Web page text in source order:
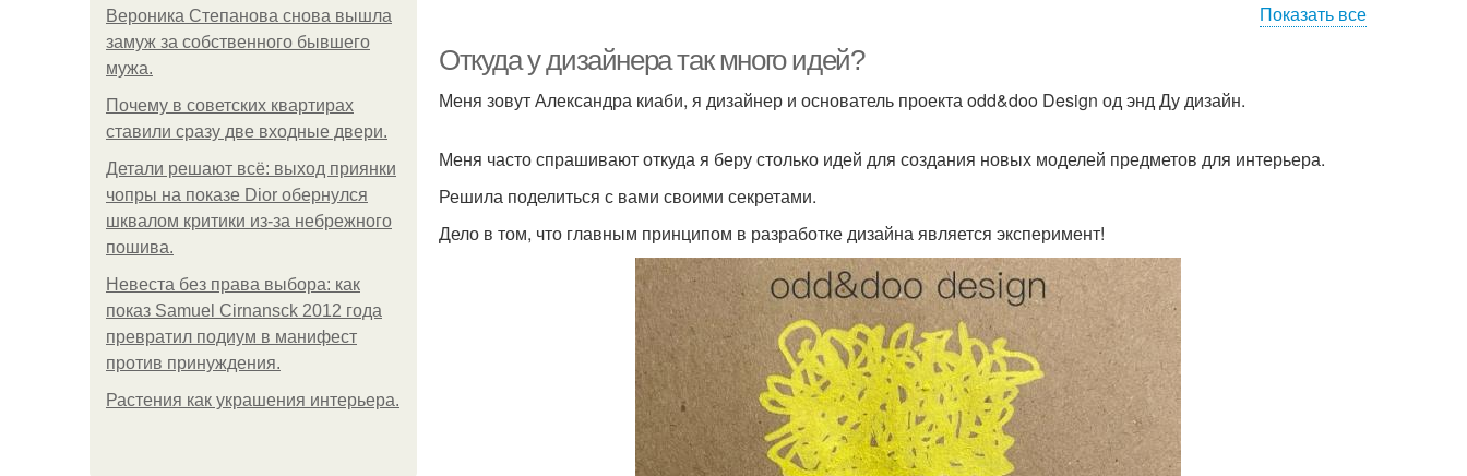
Вероника Степанова снова вышла
замуж за собственного бывшего
мужа.
Почему в советских квартирах
ставили сразу две входные двери.
Детали решают всё: выход приянки
чопры на показе Dior обернулся
шквалом критики из-за небрежного
пошива.
Невеста без права выбора: как
показ Samuel Cirnansck 2012 года
превратил подиум в манифест
против принуждения.
Растения как украшения интерьера.
Современный интерьер
квартиры
Показать все
Откуда у дизайнера так много идей?
Меня зовут Александра киаби, я дизайнер и основатель проекта odd&doo Design од энд Ду дизайн.
Меня часто спрашивают откуда я беру столько идей для создания новых моделей предметов для интерьера.
Решила поделиться с вами своими секретами.
Дело в том, что главным принципом в разработке дизайна является эксперимент!